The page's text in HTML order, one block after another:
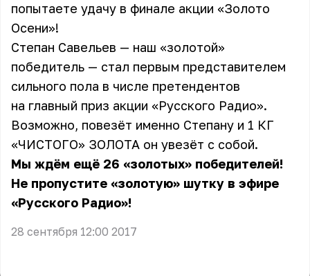
попытаете удачу в финале акции «Золото
Осени»!
Степан Савельев — наш «золотой»
победитель — стал первым представителем
сильного пола в числе претендентов
на главный приз акции «Русского Радио».
Возможно, повезёт именно Степану и 1 КГ
«ЧИСТОГО» ЗОЛОТА он увезёт с собой.
Мы ждём ещё 26 «золотых» победителей!
Не пропустите «золотую» шутку в эфире
«Русского Радио»!
28 сентября 12:00 2017